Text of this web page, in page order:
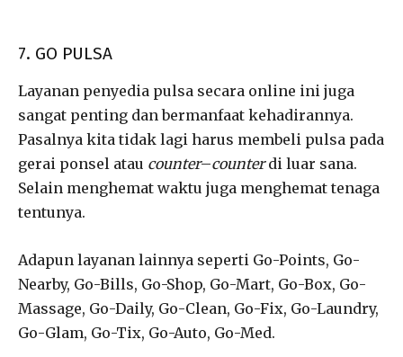
7. GO PULSA
Layanan penyedia pulsa secara online ini juga
sangat penting dan bermanfaat kehadirannya.
Pasalnya kita tidak lagi harus membeli pulsa pada
gerai ponsel atau counter–counterdi luar sana.
Selain menghemat waktu juga menghemat tenaga
tentunya.
Adapun layanan lainnya seperti Go-Points, Go-
Nearby, Go-Bills, Go-Shop, Go-Mart, Go-Box, Go-
Massage, Go-Daily, Go-Clean, Go-Fix, Go-Laundry,
Go-Glam, Go-Tix, Go-Auto, Go-Med.